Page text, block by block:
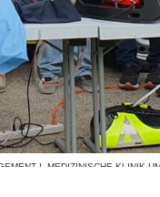
I. MEDIZINISCHE KLINIK